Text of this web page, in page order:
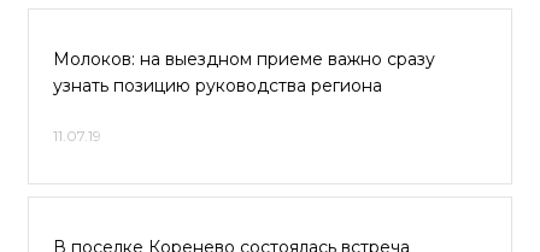
Молоков: на выездном приеме важно сразу
узнать позицию руководства региона
11.07.19
В поселке Коренево состоялась встреча